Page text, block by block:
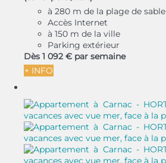
à 280 m de la plage de sable
Accès Internet
à 150 m de la ville
Parking extérieur
Dès 1 092 € par semaine
+ INFO